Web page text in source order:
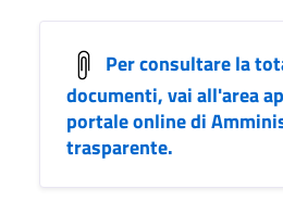
Per consultare la
documenti, vai all'area
portale online di
trasparente.